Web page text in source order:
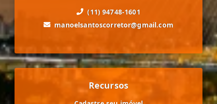
(11) 94748-1601
manoelsantoscorretor@gmail.com
Recursos